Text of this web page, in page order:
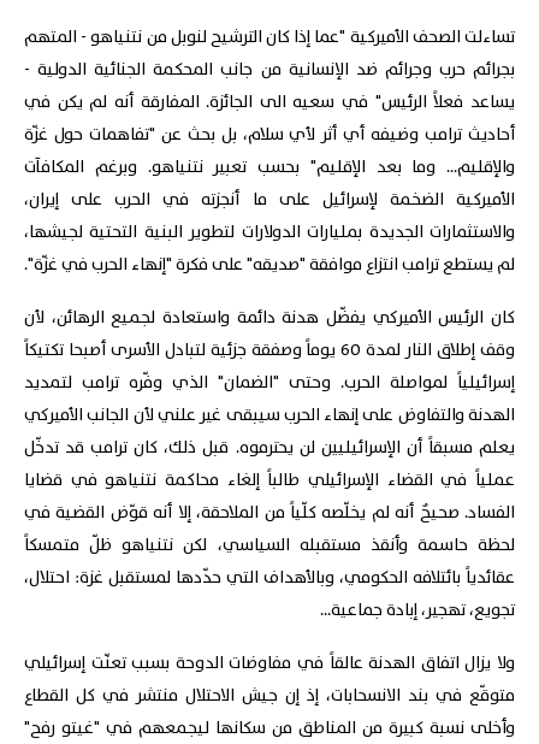
تساءلت الصحف الأميركية "عما إذا كان الترشيح لنوبل من نتنياهو - المتهم
بجرائم حرب وجرائم ضد الإنسانية من جانب المحكمة الجنائية الدولية -
يساعد فعلاً الرئيس" في سعيه الى الجائزة. المفارقة أنه لم يكن في
أحاديث ترامب وضيفه أي أثر لأي سلام، بل بحث عن "تفاهمات حول غزّة
والإقليم... وما بعد الإقليم" بحسب تعبير نتنياهو. وبرغم المكافآت
الأميركية الضخمة لإسرائيل على ما أنجزته في الحرب على إيران،
والاستثمارات الجديدة بمليارات الدولارات لتطوير البنية التحتية لجيشها،
لم يستطع ترامب انتزاع موافقة "صديقه" على فكرة "إنهاء الحرب في غزّة".
كان الرئيس الأميركي يفضّل هدنة دائمة واستعادة لجميع الرهائن، لأن
وقف إطلاق النار لمدة 60 يوماً وصفقة جزئية لتبادل الأسرى أصبحا تكتيكاً
إسرائيلياً لمواصلة الحرب. وحتى "الضمان" الذي وفّره ترامب لتمديد
الهدنة والتفاوض على إنهاء الحرب سيبقى غير علني لأن الجانب الأميركي
يعلم مسبقاً أن الإسرائيليين لن يحترموه. قبل ذلك، كان ترامب قد تدخّل
عملياً في القضاء الإسرائيلي طالباً إلغاء محاكمة نتنياهو في قضايا
الفساد. صحيحٌ أنه لم يخلّصه كلّياً من الملاحقة، إلا أنه قوّض القضية في
لحظة حاسمة وأنقذ مستقبله السياسي، لكن نتنياهو ظلّ متمسكاً
عقائدياً بائتلافه الحكومي، وبالأهداف التي حدّدها لمستقبل غزة: احتلال،
تجويع، تهجير، إبادة جماعية...
ولا يزال اتفاق الهدنة عالقاً في مفاوضات الدوحة بسبب تعنّت إسرائيلي
متوقّع في بند الانسحابات، إذ إن جيش الاحتلال منتشر في كل القطاع
وأخلى نسبة كبيرة من المناطق من سكانها ليجمعهم في "غيتو رفح"